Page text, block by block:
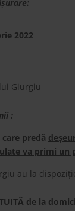
2022
Giurgiu
:
predă
va primi un
au la
de la